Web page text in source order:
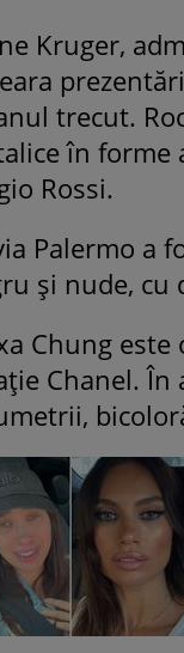
Kruger,
trecut.
în forme
Rossi.
Palermo a
şi nude, cu
Chung
Chanel. În